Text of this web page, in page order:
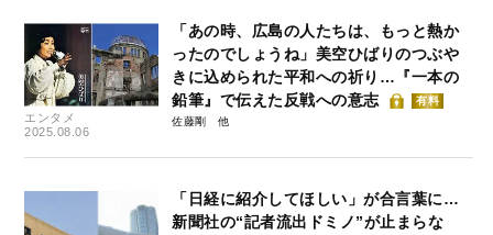
エンタメ
2025.08.06
「あの時、広島の人たちは、もっと熱か
ったのでしょうね」美空ひばりのつぶや
きに込められた平和への祈り…『一本の
鉛筆』で伝えた反戦への意志
有料
佐藤剛
「日経に紹介してほしい」が合言葉に…
新聞社の“記者流出ドミノ”が止まらな